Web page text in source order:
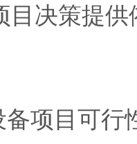
目决策提
备项目可